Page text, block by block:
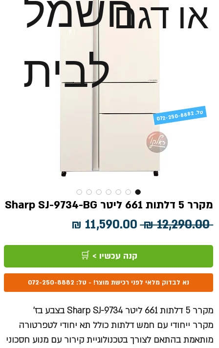
או דגם
לבית
מקרר 5 דלתות 661 ליטר Sharp SJ-9734-BG
‏12,290.00 ‏₪
מחיר
רגיל
מבצע
קנה עכשיו > 🛒
נא לבדוק מלאי לפני רכישת מוצר! - טל: 072-250-8882
מקרר 5 דלתות 661 ליטר Sharp SJ-9734 בצבע בז'
מקרר ייחודי עם חמש דלתות כולל תא יחודי לטפרטורה
מותאמת בהתאם לצורך בטכנולוגיית קירור עם מנוע חסכוני
072-250-8882 .טל